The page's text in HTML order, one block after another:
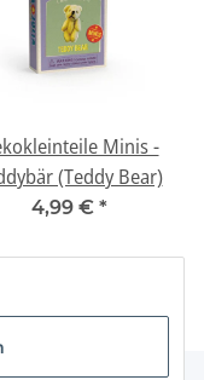
Minis -
(Teddy Bear)
4,99 € *